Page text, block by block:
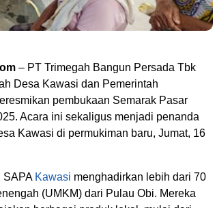
– PT Trimegah Bangun Persada Tbk
Desa Kawasi dan Pemerintah
pembukaan Semarak Pasar
Acara ini sekaligus menjadi penanda
Kawasi di permukiman baru, Jumat, 16
SAPA Kawasi menghadirkan lebih dari 70
(UMKM) dari Pulau Obi. Mereka